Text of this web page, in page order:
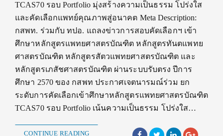
TCAS70 รอบ Portfolio มุ่งสร้างความเป็นธรรม โปร่งใส
และคัดเลือกแพทย์คุณภาพสู่อนาคต Meta Description:
กสพท. ร่วมกับ ทปอ. แถลงข่าวการสอบคัดเลือกฯ เข้า
ศึกษาหลักสูตรแพทยศาสตรบัณฑิต หลักสูตรทันตแพทย
ศาสตรบัณฑิต หลักสูตรสัตวแพทยศาสตรบัณฑิต และ
หลักสูตรเภสัชศาสตรบัณฑิต ผ่านระบบรับตรง ปีการ
ศึกษา 2570 ของ กสพท ประกาศเจตนารมณ์ร่วม ยก
ระดับการคัดเลือกเข้าศึกษาหลักสูตรแพทยศาสตรบัณฑิต
TCAS70 รอบ Portfolio เน้นความเป็นธรรม โปร่งใส…
CONTINUE READING